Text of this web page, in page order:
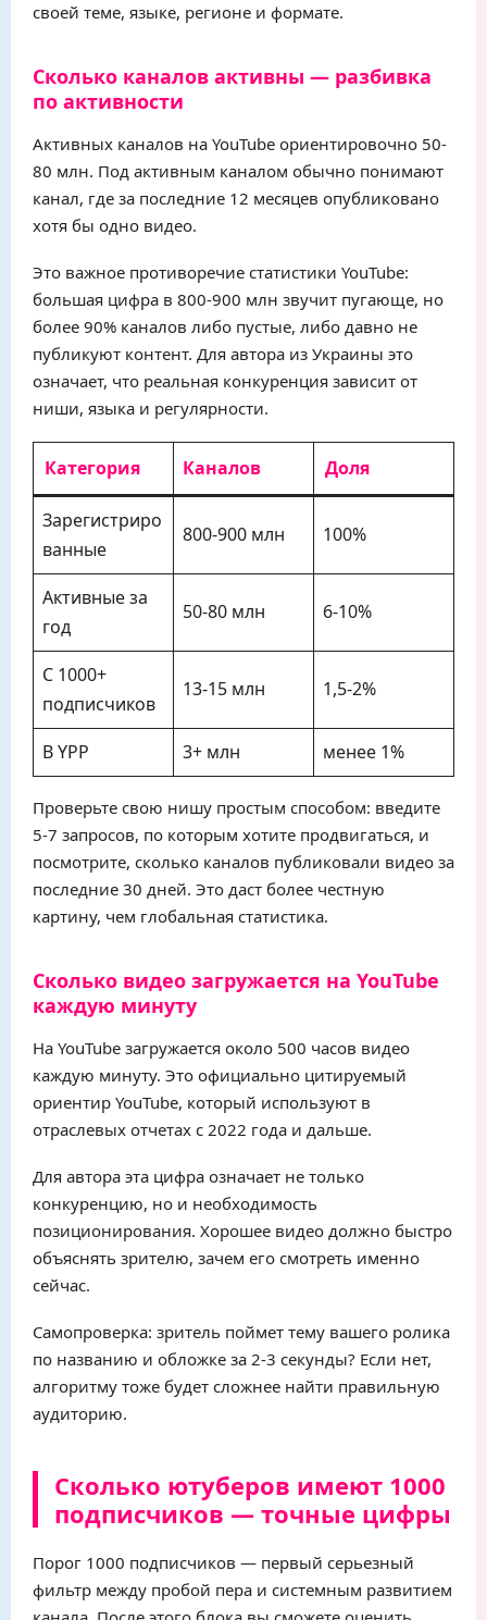
своей теме, языке, регионе и формате.
Сколько каналов активны — разбивка
по активности
Активных каналов на YouTube ориентировочно 50-
80 млн. Под активным каналом обычно понимают
канал, где за последние 12 месяцев опубликовано
хотя бы одно видео.
Это важное противоречие статистики YouTube:
большая цифра в 800-900 млн звучит пугающе, но
более 90% каналов либо пустые, либо давно не
публикуют контент. Для автора из Украины это
означает, что реальная конкуренция зависит от
ниши, языка и регулярности.
Категория Каналов Доля
Зарегистриро
ванные
800-900 млн 100%
Активные за
год
50-80 млн 6-10%
С 1000+
подписчиков
13-15 млн 1,5-2%
В YPP 3+ млн менее 1%
Проверьте свою нишу простым способом: введите
5-7 запросов, по которым хотите продвигаться, и
посмотрите, сколько каналов публиковали видео за
последние 30 дней. Это даст более честную
картину, чем глобальная статистика.
Сколько видео загружается на YouTube
каждую минуту
На YouTube загружается около 500 часов видео
каждую минуту. Это официально цитируемый
ориентир YouTube, который используют в
отраслевых отчетах с 2022 года и дальше.
Для автора эта цифра означает не только
конкуренцию, но и необходимость
позиционирования. Хорошее видео должно быстро
объяснять зрителю, зачем его смотреть именно
сейчас.
Самопроверка: зритель поймет тему вашего ролика
по названию и обложке за 2-3 секунды? Если нет,
алгоритму тоже будет сложнее найти правильную
аудиторию.
Сколько ютуберов имеют 1000
подписчиков — точные цифры
Порог 1000 подписчиков — первый серьезный
фильтр между пробой пера и системным развитием